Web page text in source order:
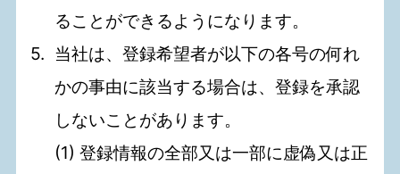
ることができるようになります。
当社は、登録希望者が以下の各号の何れ
かの事由に該当する場合は、登録を承認
しないことがあります。
(1) 登録情報の全部又は一部に虚偽又は正